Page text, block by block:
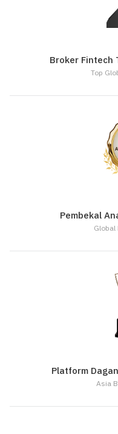
Broker Fintech
Top
Pembekal
Global
Platform
Asia